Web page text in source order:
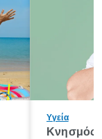
Υγεία
Κνησμός: